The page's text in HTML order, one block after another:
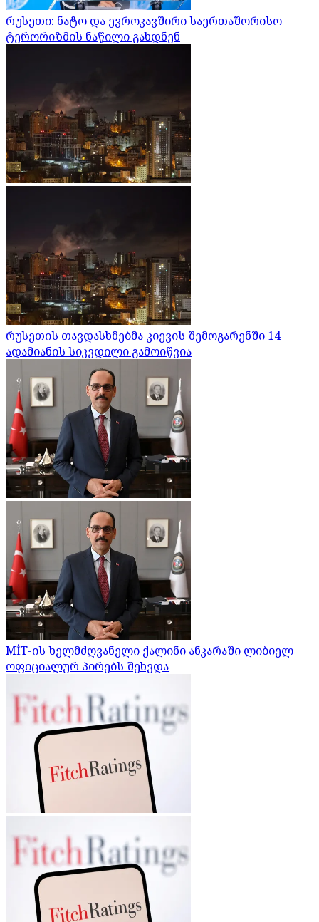
რუსეთი: ნატო და ევროკავშირი საერთაშორისო
ტერორიზმის ნაწილი გახდნენ
რუსეთის თავდასხმებმა კიევის შემოგარენში 14
ადამიანის სიკვდილი გამოიწვია
MİT-ის ხელმძღვანელი ქალინი ანკარაში ლიბიელ
ოფიციალურ პირებს შეხვდა